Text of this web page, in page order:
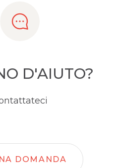
D'AIUTO?
DOMANDA